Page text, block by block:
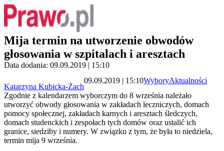
Mija termin na utworzenie obwodów
głosowania w szpitalach i aresztach
Data dodania: 09.09.2019 | 15:10
Katarzyna Kubicka-Żach
09.09.2019 | 15:10WyboryAktualności
Zgodnie z kalendarzem wyborczym do 8 września należało
utworzyć obwody głosowania w zakładach leczniczych, domach
pomocy społecznej, zakładach karnych i aresztach śledczych,
domach studenckich i zespołach tych domów oraz ustalić ich
granice, siedziby i numery. W związku z tym, że była to niedziela,
termin mija 9 września.